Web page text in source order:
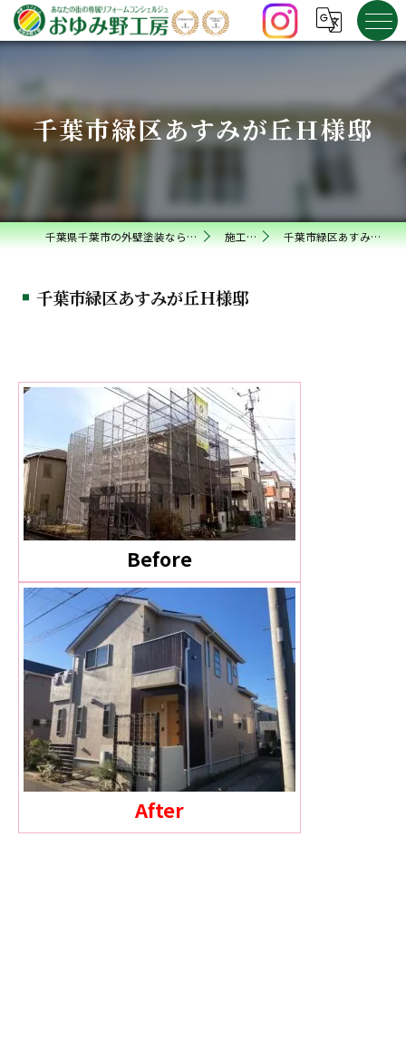
千葉市緑区あすみが丘Ｈ様邸
千葉県千葉市の外壁塗装ならおゆみ野工房 施工事例 千葉市緑区あすみが丘Ｈ様邸
千葉市緑区あすみが丘Ｈ様邸
Before
After